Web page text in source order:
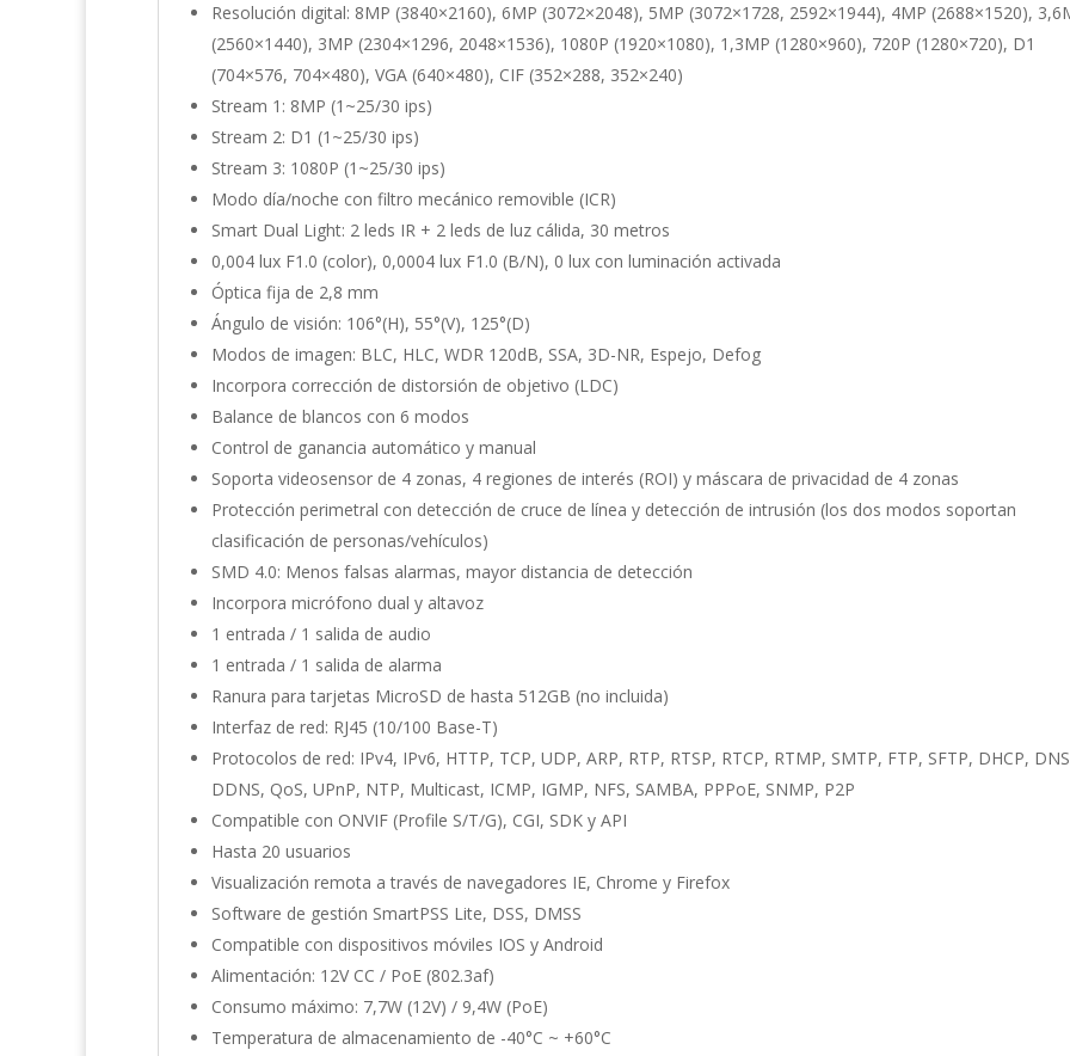
Resolución digital: 8MP (3840×2160), 6MP (3072×2048), 5MP (3072×1728, 2592×1944), 4MP (2688×1520),
(2560×1440), 3MP (2304×1296, 2048×1536), 1080P (1920×1080), 1,3MP (1280×960), 720P (1280×720), D1
(704×576, 704×480), VGA (640×480), CIF (352×288, 352×240)
Stream 1: 8MP (1~25/30 ips)
Stream 2: D1 (1~25/30 ips)
Stream 3: 1080P (1~25/30 ips)
Modo día/noche con filtro mecánico removible (ICR)
Smart Dual Light: 2 leds IR + 2 leds de luz cálida, 30 metros
0,004 lux F1.0 (color), 0,0004 lux F1.0 (B/N), 0 lux con luminación activada
Óptica fija de 2,8 mm
Ángulo de visión: 106°(H), 55°(V), 125°(D)
Modos de imagen: BLC, HLC, WDR 120dB, SSA, 3D-NR, Espejo, Defog
Incorpora corrección de distorsión de objetivo (LDC)
Balance de blancos con 6 modos
Control de ganancia automático y manual
Soporta videosensor de 4 zonas, 4 regiones de interés (ROI) y máscara de privacidad de 4 zonas
Protección perimetral con detección de cruce de línea y detección de intrusión (los dos modos soportan
clasificación de personas/vehículos)
SMD 4.0: Menos falsas alarmas, mayor distancia de detección
Incorpora micrófono dual y altavoz
1 entrada / 1 salida de audio
1 entrada / 1 salida de alarma
Ranura para tarjetas MicroSD de hasta 512GB (no incluida)
Interfaz de red: RJ45 (10/100 Base-T)
Protocolos de red: IPv4, IPv6, HTTP, TCP, UDP, ARP, RTP, RTSP, RTCP, RTMP, SMTP, FTP, SFTP, DHCP,
DDNS, QoS, UPnP, NTP, Multicast, ICMP, IGMP, NFS, SAMBA, PPPoE, SNMP, P2P
Compatible con ONVIF (Profile S/T/G), CGI, SDK y API
Hasta 20 usuarios
Visualización remota a través de navegadores IE, Chrome y Firefox
Software de gestión SmartPSS Lite, DSS, DMSS
Compatible con dispositivos móviles IOS y Android
Alimentación: 12V CC / PoE (802.3af)
Consumo máximo: 7,7W (12V) / 9,4W (PoE)
Temperatura de almacenamiento de -40°C ~ +60°C